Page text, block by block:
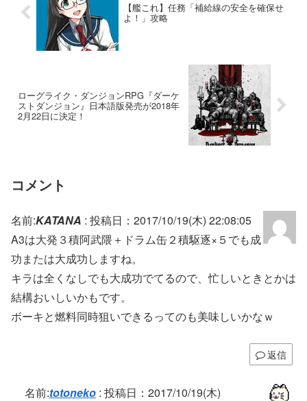
【艦これ】任務「補給線の安全を確保せ
よ！」攻略
ローグライク・ダンジョンRPG『ダーケ
ストダンジョン』日本語版発売が2018年
2月22日に決定！
コメント
名前:KATANA : 投稿日：2017/10/19(木) 22:08:05
A3は大発３積阿武隈＋ドラム缶２積駆逐×５でも成
功または大成功しますね。
キラは全くなしでも大成功でてるので、忙しいときとかは
結構おいしいかもです。
ボーキと燃料同時狙いできるってのも美味しいかなｗ
返信
名前:totoneko : 投稿日：2017/10/19(木)